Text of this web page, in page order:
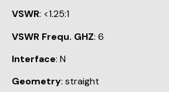
VSWR: <1.25:1
VSWR Frequ. GHZ: 6
Interface: N
Geometry: straight